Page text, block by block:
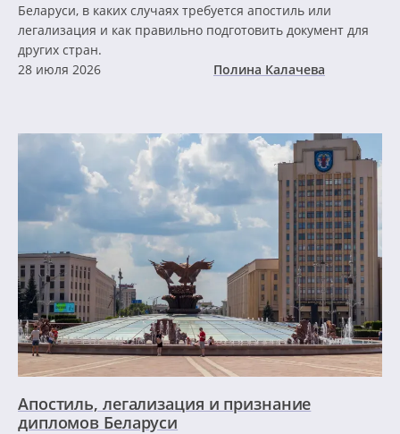
Беларуси, в каких случаях требуется апостиль или
легализация и как правильно подготовить документ для
других стран.
28 июля 2026
Полина Калачева
Апостиль, легализация и признание
дипломов Беларуси